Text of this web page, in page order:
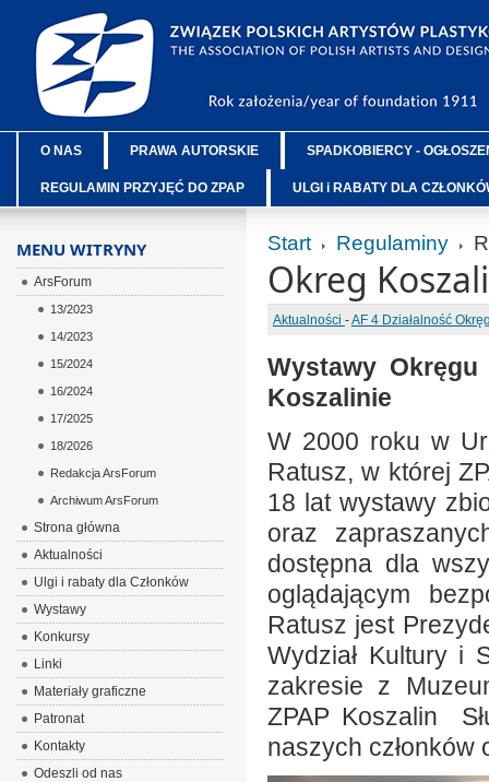
O NAS PRAWA AUTORSKIE SPADKOBIERCY -
REGULAMIN PRZYJĘĆ DO ZPAP ULGI i RABATY DLA
Start Regulaminy
Okreg
Aktualności -AF 4 Działalność
Wystawy
Koszalinie
W 2000 roku w
Ratusz, w której
18 lat wystawy
oraz
dostępna dla
oglądającym
Ratusz jest
Wydział Kultury i
zakresie z
ZPAP Koszalin
naszych
MENU WITRYNY
ArsForum
13/2023
14/2023
15/2024
16/2024
17/2025
18/2026
Redakcja ArsForum
Archiwum ArsForum
Strona główna
Aktualności
Ulgi i rabaty dla Członków
Wystawy
Konkursy
Linki
Materiały graficzne
Patronat
Kontakty
Odeszli od nas